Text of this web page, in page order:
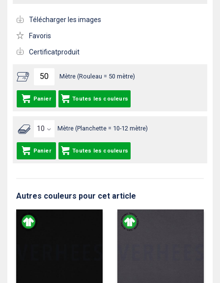
Mètre (Rouleau = 50 mètre)
Panier Toutes les couleurs
Mètre (Planchette = 10-12 mètre)
Panier Toutes les couleurs
Télécharger les images
Favoris
Certificatproduit
Autres couleurs pour cet article